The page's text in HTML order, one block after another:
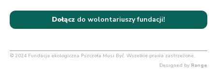
Dołącz do wolontariuszy fundacji!
© 2024 Fundacja ekologiczna Pszczoła Musi Być. Wszelkie prawa zastrzeżone.
Designed by Range